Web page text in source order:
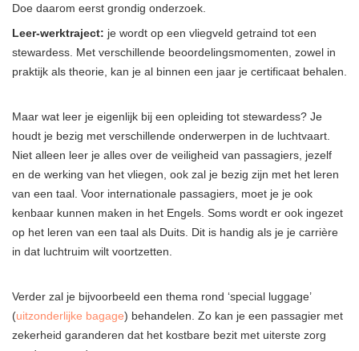
Doe daarom eerst grondig onderzoek.
Leer-werktraject: je wordt op een vliegveld getraind tot een
stewardess. Met verschillende beoordelingsmomenten, zowel in
praktijk als theorie, kan je al binnen een jaar je certificaat behalen.
Maar wat leer je eigenlijk bij een opleiding tot stewardess? Je
houdt je bezig met verschillende onderwerpen in de luchtvaart.
Niet alleen leer je alles over de veiligheid van passagiers, jezelf
en de werking van het vliegen, ook zal je bezig zijn met het leren
van een taal. Voor internationale passagiers, moet je je ook
kenbaar kunnen maken in het Engels. Soms wordt er ook ingezet
op het leren van een taal als Duits. Dit is handig als je je carrière
in dat luchtruim wilt voortzetten.
Verder zal je bijvoorbeeld een thema rond ‘special luggage’
(uitzonderlijke bagage) behandelen. Zo kan je een passagier met
zekerheid garanderen dat het kostbare bezit met uiterste zorg